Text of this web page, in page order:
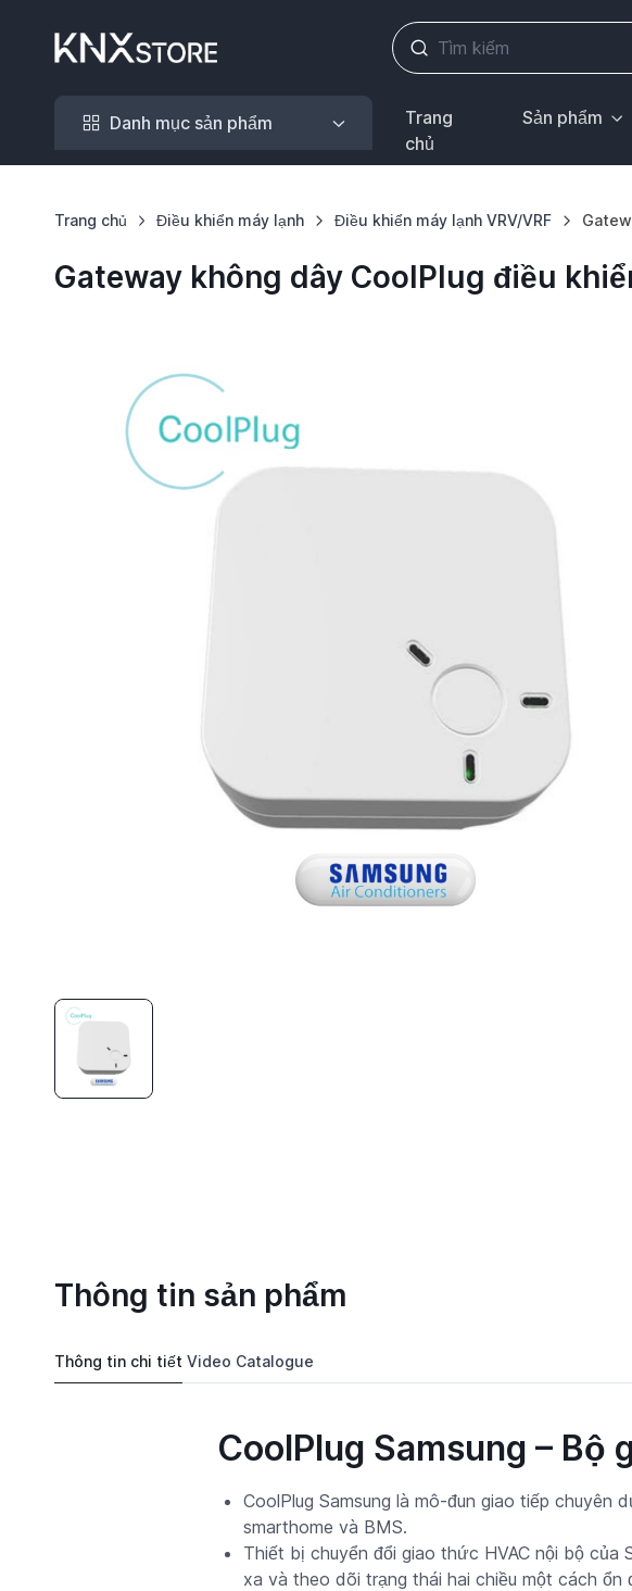
Danh mục sản phẩm
Danh mục sản phẩm
Trang
chủ
Sản phẩm
Trang chủ Điều khiển máy lạnh Điều khiển máy lạnh VRV/VRF
Gateway không dây CoolPlug điều
Thông tin sản phẩm
Thông tin chi tiết Video Catalogue
CoolPlug Samsung – Bộ
CoolPlug Samsung là mô-đun giao tiếp chuyên
smarthome và BMS.
Thiết bị chuyển đổi giao thức HVAC nội bộ của
xa và theo dõi trạng thái hai chiều một cách ổn